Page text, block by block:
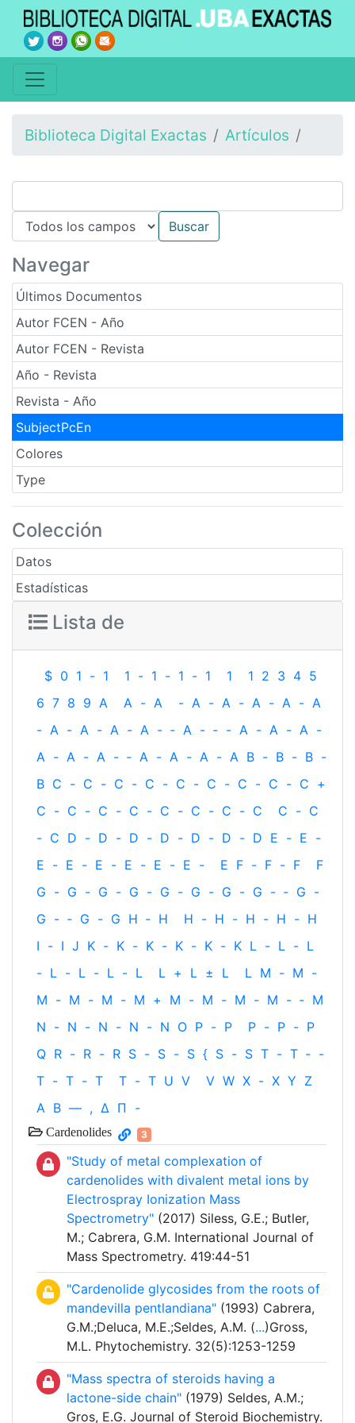
Biblioteca Digital Exactas Artículos
Navegar
Últimos Documentos
Autor FCEN - Año
Autor FCEN - Revista
Año - Revista
Revista - Año
SubjectPcEn
Colores
Type
Colección
Datos
Estadísticas
Lista de
$ 0 1 - 1 1 - 1 - 1 - 1 1 1 2 3 4 5
6 7 8 9 A A - A - A - A - A - A - A
- A - A - A - A - ‐ A - ‐ - A - A - A -
A - A - A - ‐ A - A - A - A B - B - B -
B C - C - C - C - C - C - C - C - C +
C - C - C - C - C - C - C - C C - C
- C D - D - D - D - D - D - D E - E -
E - E - E - E - E - E - E F - F - F
F
G - G - G - G - G - G - G - G - ‐ G -
G - ‐ G - G H ‐ H H - H - H - H - H
I - I J K - K - K - K - K - K L - L - L
- L - L - L - L L + L ± L L M - M -
M - M - M - M + M - M - M - M - ‐ M
N - N - N - N - N O P - P P - P - P
Q R - R - R S - S - S { S - S T - T ‐ -
T - T - T T - T U V V W X - X Y Z
Α Β — , Δ Π -
Cardenolides 3
"Study of metal complexation of
cardenolides with divalent metal ions by
Electrospray Ionization Mass
Spectrometry" (2017) Siless, G.E.; Butler,
M.; Cabrera, G.M. International Journal of
Mass Spectrometry. 419:44-51
"Cardenolide glycosides from the roots of
mandevilla pentlandiana" (1993) Cabrera,
G.M.;Deluca, M.E.;Seldes, A.M. (...)Gross,
M.L. Phytochemistry. 32(5):1253-1259
"Mass spectra of steroids having a
lactone-side chain" (1979) Seldes, A.M.;
Gros, E.G. Journal of Steroid Biochemistry.